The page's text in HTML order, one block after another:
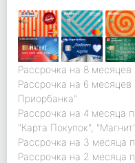
Рассрочка на 8 месяцев
Рассрочка на 6 месяцев
Приорбанка"
Рассрочка на 4 месяца
"Карта Покупок",
Рассрочка на 3 месяца
Рассрочка на 2 месяца